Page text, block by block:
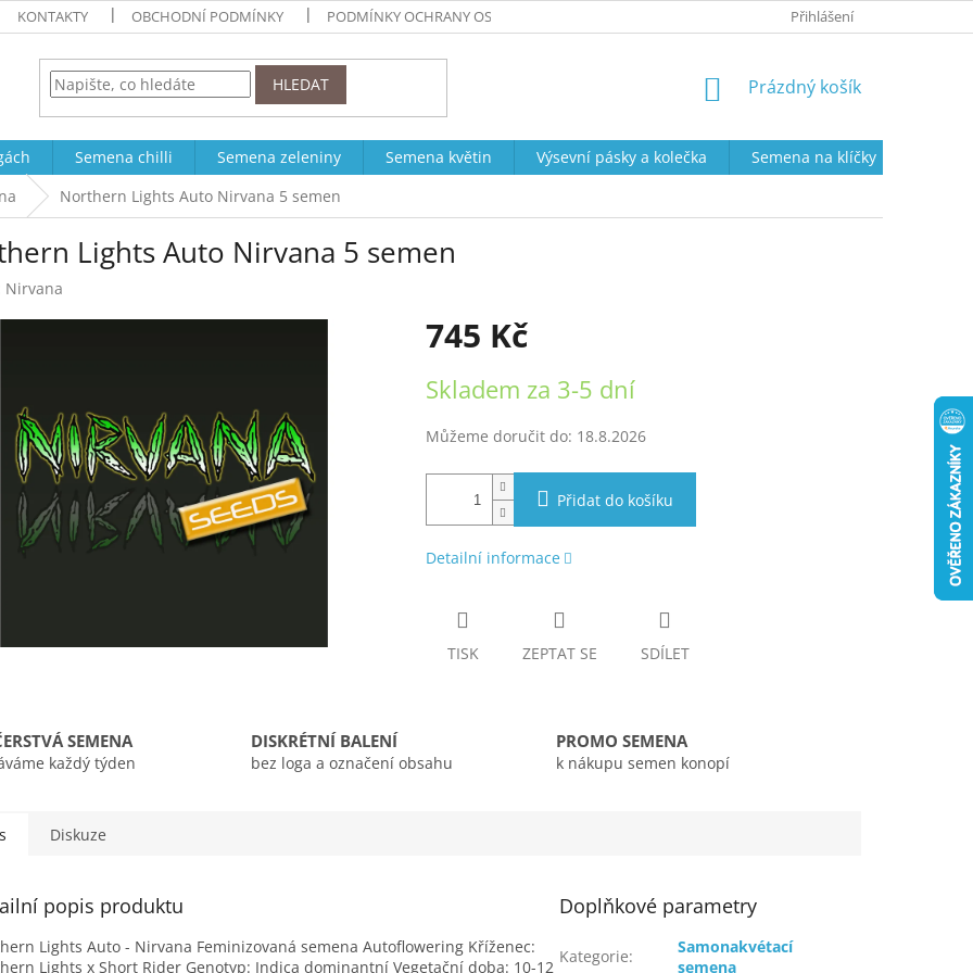
KONTAKTY OBCHODNÍ PODMÍNKY PODMÍNKY OCHRANY OSOBNÍCH ÚDAJŮ VRÁCENÍ ZBOŽÍ A
Přihlášení
HLEDAT
NÁKUPNÍ
Prázdný košík
Semena chilli Semena zeleniny Semena květin Výsevní pásky a kolečka Semena na klíčky
Northern Lights Auto Nirvana 5 semen
Lights Auto Nirvana 5 semen
Nirvana
745 Kč
cena:
Skladem za 3-5 dní
Můžeme doručit do: 18.8.2026
Přidat do košíku
Detailní informace
TISK ZEPTAT SE SDÍLET
SEMENA
každý týden
DISKRÉTNÍ BALENÍ
bez loga a označení obsahu
PROMO SEMENA
k nákupu semen konopí
Diskuze
popis produktu
Lights Auto - Nirvana Feminizovaná semena Autoflowering Kříženec:
Lights x Short Rider Genotyp: Indica dominantní Vegetační doba: 10-12
Doplňkové parametry
Kategorie:
Samonakvétací
semena